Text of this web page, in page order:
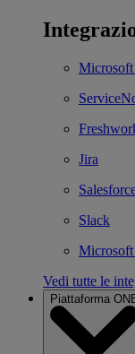
Jira
Slack
Microsoft
Vedi tutte le
Piattaforma